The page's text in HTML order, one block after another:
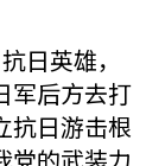
日英雄，
军后方去打
抗日游击根